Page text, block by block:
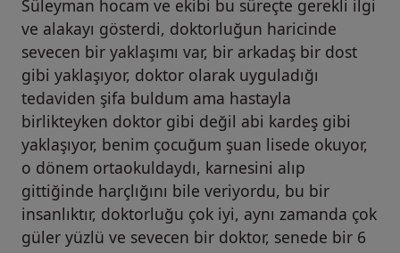
Süleyman hocam ve ekibi bu süreçte gerekli ilgi
ve alakayı gösterdi, doktorluğun haricinde
sevecen bir yaklaşımı var, bir arkadaş bir dost
gibi yaklaşıyor, doktor olarak uyguladığı
tedaviden şifa buldum ama hastayla
birlikteyken doktor gibi değil abi kardeş gibi
yaklaşıyor, benim çocuğum şuan lisede okuyor,
o dönem ortaokuldaydı, karnesini alıp
gittiğinde harçlığını bile veriyordu, bu bir
insanlıktır, doktorluğu çok iyi, aynı zamanda çok
güler yüzlü ve sevecen bir doktor, senede bir 6